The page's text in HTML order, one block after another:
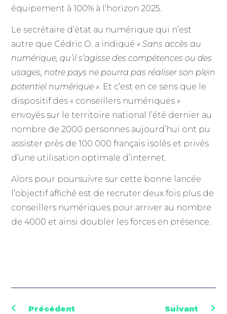
équipement à 100% à l’horizon 2025.
Le secrétaire d’état au numérique qui n’est
autre que Cédric O. a indiqué « Sans accès au
numérique, qu’il s’agisse des compétences ou des
usages, notre pays ne pourra pas réaliser son plein
potentiel numérique ». Et c’est en ce sens que le
dispositif des « conseillers numériques »
envoyés sur le territoire national l’été dernier au
nombre de 2000 personnes aujourd’hui ont pu
assister près de 100 000 français isolés et privés
d’une utilisation optimale d’internet.
Alors pour poursuivre sur cette bonne lancée
l’objectif affiché est de recruter deux fois plus de
conseillers numériques pour arriver au nombre
de 4000 et ainsi doubler les forces en présence.
Précédent Suivant